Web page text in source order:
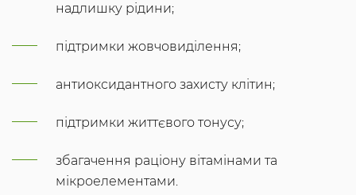
надлишку рідини;
підтримки жовчовиділення;
антиоксидантного захисту клітин;
підтримки життєвого тонусу;
збагачення раціону вітамінами та
мікроелементами.